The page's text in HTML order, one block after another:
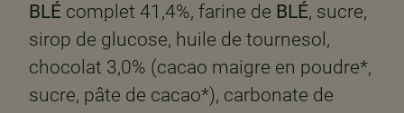
BLÉ complet 41,4%, farine de BLÉ, sucre,
sirop de glucose, huile de tournesol,
chocolat 3,0% (cacao maigre en poudre*,
sucre, pâte de cacao*), carbonate de